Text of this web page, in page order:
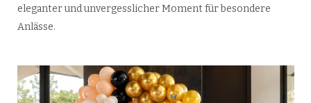
eleganter und unvergesslicher Moment für besondere
Anlässe.